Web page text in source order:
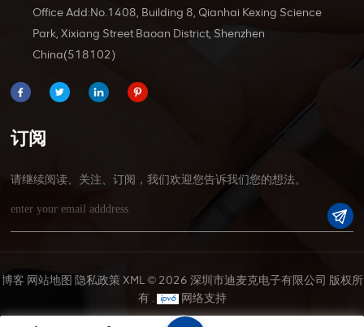
或配置，我们都可以定制连接器以完美适合您的项目。
阻燃性能： 安全是重中之重，XT60 连接器具有阻燃和阻
燃特性。有了这些连接器，您就可以高枕无忧，因为您
的项目可以免受火灾危害。优质材料带来卓越性能镀银
铜触点： 这些连接器的接触点由优质镀银铜制成。这确
保了出色的导电性并最大限度地降低了腐蚀风险，每次
都能提供稳定可靠的连接。PC UL94V-0 绝缘体： 绝缘
体采用PC UL94V-0材料制成，以其优越的绝缘性能和防
火性能而闻名。这种材料选择确保连接器可以在各种环
力应用的理想选择这些连接器非常适合用于电气和电力
应用。无论您正在进行复杂的电气项目还是简单的电源
设置，XT60 连接器都将提供您所需的性能。应用领域：
适合需要高品质连接器的爱好者和专业人士。结论
Amass 正品 XT60U XT60 XT60H-F/M 连接器是任何需要
可靠、高性能连接器的人的终极解决方案。凭借其多功
Office Add:No.1408, Building 8, Qianhai Kexing Science
Park, Xixiang Street Baoan District, Shenzhen
China(518102)
订阅
请继续阅读、关注、订阅，我们欢迎您告诉我们您的想法。
博客 网站地图 隐私政策 XML© 2026 深圳市迪麦克电子有限公司 版权所
有 .
网络支持